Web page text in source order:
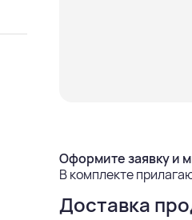
Оформите заявку и
В комплекте
Доставка